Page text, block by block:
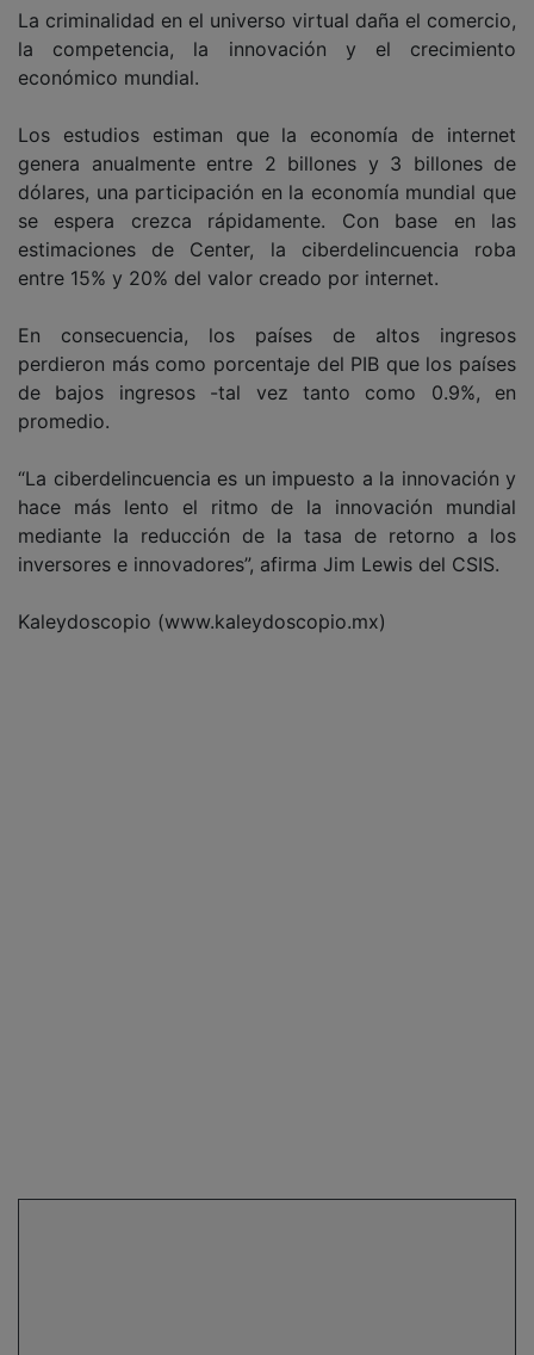
La criminalidad en el universo virtual daña el comercio,
la competencia, la innovación y el crecimiento
económico mundial.
Los estudios estiman que la economía de internet
genera anualmente entre 2 billones y 3 billones de
dólares, una participación en la economía mundial que
se espera crezca rápidamente. Con base en las
estimaciones de Center, la ciberdelincuencia roba
entre 15% y 20% del valor creado por internet.
En consecuencia, los países de altos ingresos
perdieron más como porcentaje del PIB que los países
de bajos ingresos -tal vez tanto como 0.9%, en
promedio.
“La ciberdelincuencia es un impuesto a la innovación y
hace más lento el ritmo de la innovación mundial
mediante la reducción de la tasa de retorno a los
inversores e innovadores”, afirma Jim Lewis del CSIS.
Kaleydoscopio (www.kaleydoscopio.mx)